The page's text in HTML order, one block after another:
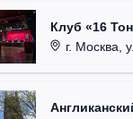
Клуб «16
г. Москва,